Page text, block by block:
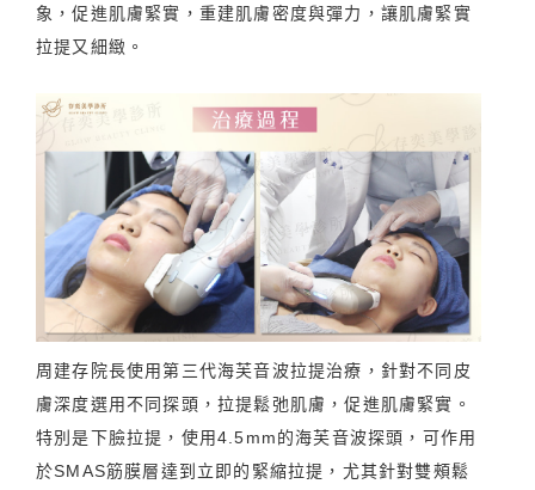
象，促進肌膚緊實，重建肌膚密度與彈力，讓肌膚緊實
拉提又細緻。
周建存院長使用第三代海芙音波拉提治療，針對不同皮
膚深度選用不同探頭，拉提鬆弛肌膚，促進肌膚緊實。
特別是下臉拉提，使用4.5mm的海芙音波探頭，可作用
於SMAS筋膜層達到立即的緊縮拉提，尤其針對雙頰鬆